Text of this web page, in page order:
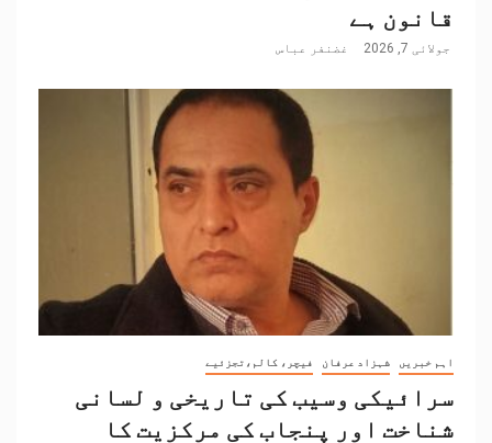
قانون ہے
جولائی 7, 2026 غضنفر عباس
اہم خبریں شہزاد عرفان فیچر، کالم،تجزئیے
سرائیکی وسیب کی تاریخی و لسانی
شناخت اور پنجاب کی مرکزیت کا